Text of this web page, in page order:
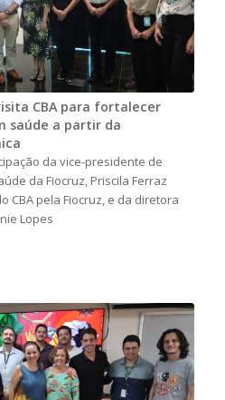
CBA para fortalecer
saúde a partir da
da vice-presidente de
da Fiocruz, Priscila Ferraz
CBA pela Fiocruz, e da diretora
Lopes